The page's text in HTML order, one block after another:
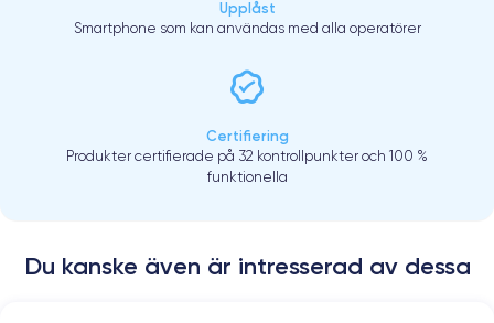
Upplåst
Smartphone som kan användas med alla operatörer
Certifiering
Produkter certifierade på 32 kontrollpunkter och 100 %
funktionella
Du kanske även är intresserad av dessa